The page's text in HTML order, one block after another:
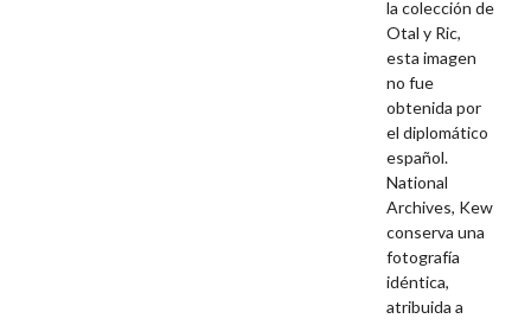
la colección de
Otal y Ric,
esta imagen
no fue
obtenida por
el diplomático
español.
National
Archives, Kew
conserva una
fotografía
idéntica,
atribuida a